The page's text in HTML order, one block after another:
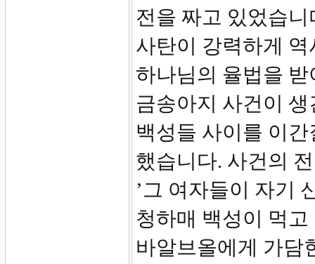
전을 짜고 있었습
사탄이 강력하게
하나님의 율법을
금송아지 사건이
백성들 사이를 이
했습니다. 사건의
’그 여자들이 자기
청하매 백성이 먹
바알브올에게 가담